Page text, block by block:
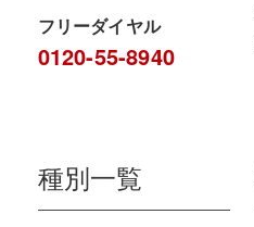
フリーダイヤル
0120-55-8940
種別一覧